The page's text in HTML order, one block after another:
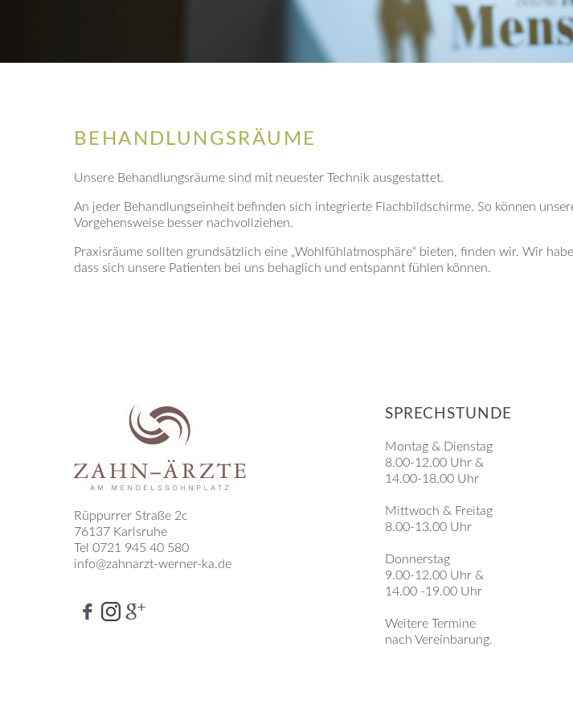
BEHANDLUNGSRÄUME
Unsere Behandlungsräume sind mit neuester Technik ausgestattet.
An jeder Behandlungseinheit befinden sich integrierte Flachbildschirme. So können
Vorgehensweise besser nachvollziehen.
Praxisräume sollten grundsätzlich eine „Wohlfühlatmosphäre“ bieten, finden wir. Wir
dass sich unsere Patienten bei uns behaglich und entspannt fühlen können.
Rüppurrer Straße 2c
76137 Karlsruhe
Tel 0721 945 40 580
info@zahnarzt-werner-ka.de
SPRECHSTUNDE
Montag & Dienstag
8.00-12.00 Uhr &
14.00-18.00 Uhr
Mittwoch & Freitag
8.00-13.00 Uhr
Donnerstag
9.00-12.00 Uhr &
14.00 -19.00 Uhr
Weitere Termine
nach Vereinbarung.